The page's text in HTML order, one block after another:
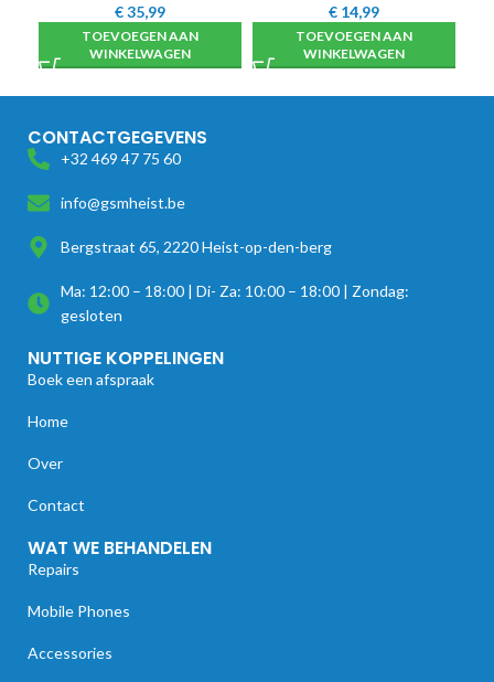
€35,99
TOEVOEGEN AAN
WINKELWAGEN
€ 14,99
TOEVOEGEN AAN
WINKELWAGEN
CONTACTGEGEVENS
+32 469 47 75 60
info@gsmheist.be
Bergstraat 65, 2220 Heist-op-den-berg
Ma: 12:00 – 18:00 | Di- Za: 10:00 – 18:00 | Zondag:
gesloten
NUTTIGE KOPPELINGEN
Boek een afspraak
Home
Over
Contact
WAT WE BEHANDELEN
Repairs
Mobile Phones
Accessories